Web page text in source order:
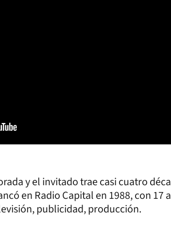
y el invitado trae casi cuatro
en Radio Capital en 1988, con 17
publicidad, producción.